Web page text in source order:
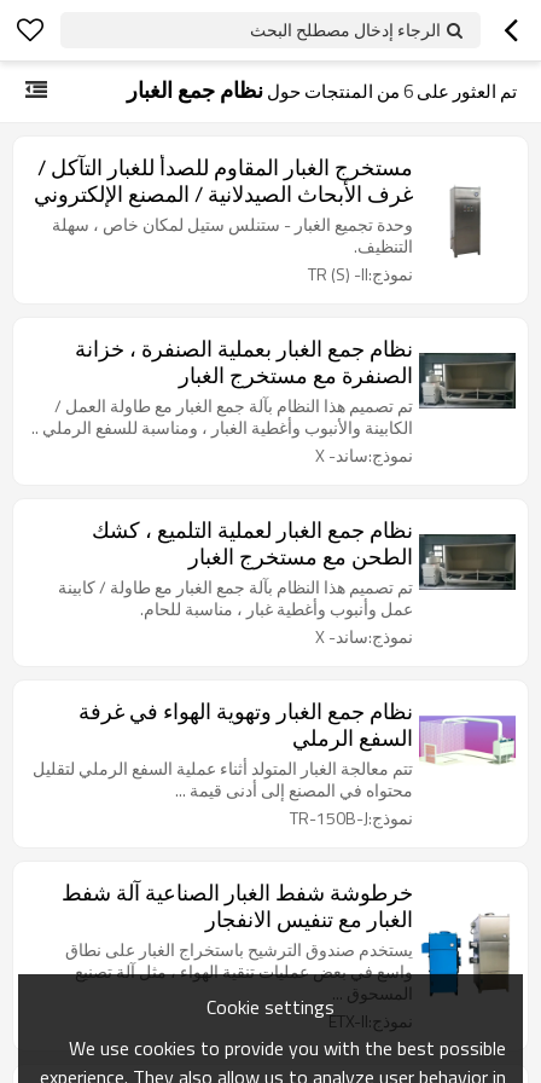
الرجاء إدخال مصطلح البحث
تم العثور على6من المنتجات حولنظام جمع الغبار
مستخرج الغبار المقاوم للصدأ للغبار التآكل /
غرف الأبحاث الصيدلانية / المصنع الإلكتروني
وحدة تجميع الغبار - ستنلس ستيل لمكان خاص ، سهلة
التنظيف.
نموذج:TR (S) -II
نظام جمع الغبار بعملية الصنفرة ، خزانة
الصنفرة مع مستخرج الغبار
تم تصميم هذا النظام بآلة جمع الغبار مع طاولة العمل /
الكابينة والأنبوب وأغطية الغبار ، ومناسبة للسفع الرملي ..
نموذج:ساند- X
نظام جمع الغبار لعملية التلميع ، كشك
الطحن مع مستخرج الغبار
تم تصميم هذا النظام بآلة جمع الغبار مع طاولة / كابينة
عمل وأنبوب وأغطية غبار ، مناسبة للحام.
نموذج:ساند- X
نظام جمع الغبار وتهوية الهواء في غرفة
السفع الرملي
تتم معالجة الغبار المتولد أثناء عملية السفع الرملي لتقليل
محتواه في المصنع إلى أدنى قيمة ...
نموذج:TR-150B-J
خرطوشة شفط الغبار الصناعية آلة شفط
الغبار مع تنفيس الانفجار
يستخدم صندوق الترشيح باستخراج الغبار على نطاق
واسع في بعض عمليات تنقية الهواء ، مثل آلة تصنيع
المسحوق ...
نموذج:ETX-II
Cookie settings
We use cookies to provide you with the best possible
experience. They also allow us to analyze user behavior in